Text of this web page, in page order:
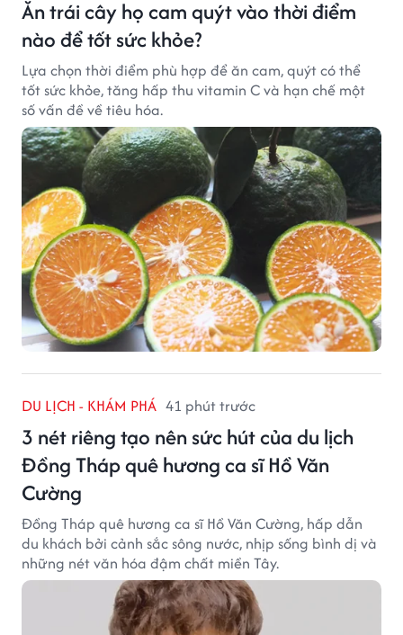
Ăn trái cây họ cam quýt vào thời điểm
nào để tốt sức khỏe?
Lựa chọn thời điểm phù hợp để ăn cam, quýt có thể
tốt sức khỏe, tăng hấp thu vitamin C và hạn chế một
số vấn đề về tiêu hóa.
DU LỊCH - KHÁM PHÁ 41 phút trước
3 nét riêng tạo nên sức hút của du lịch
Đồng Tháp quê hương ca sĩ Hồ Văn
Cường
Đồng Tháp quê hương ca sĩ Hồ Văn Cường, hấp dẫn
du khách bởi cảnh sắc sông nước, nhịp sống bình dị và
những nét văn hóa đậm chất miền Tây.